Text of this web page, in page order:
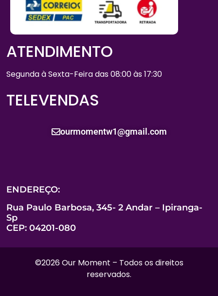
ATENDIMENTO
Segunda à Sexta-Feira das 08:00 às 17:30
TELEVENDAS
ourmomentw1@gmail.com
ENDEREÇO:
Rua Paulo Barbosa, 345- 2 Andar – Ipiranga-
Sp
CEP: 04201-080
©2026 Our Moment – Todos os direitos
reservados.